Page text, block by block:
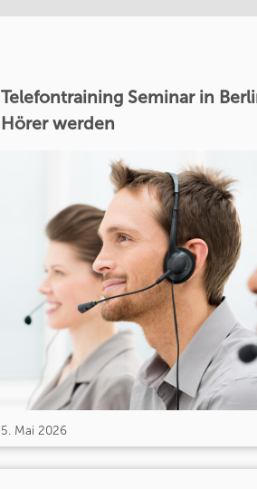
Telefontraining Seminar in
Hörer werden
5. Mai 2026